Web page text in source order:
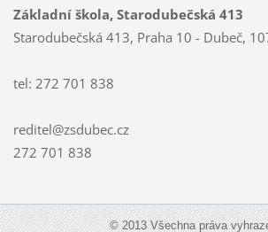
Základní škola, Starodubečská 413
Starodubečská 413, Praha 10 - Dubeč,
tel: 272 701 838
reditel@zsdubec.cz
272 701 838
© 2013 Všechna práva